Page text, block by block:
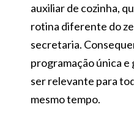
auxiliar de cozinha,
rotina diferente do
secretaria.
programação única
ser relevante para
mesmo tempo.